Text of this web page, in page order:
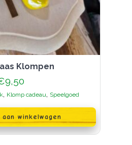
Klompen
9,50
, Klomp cadeau, Speelgoed
winkelwagen